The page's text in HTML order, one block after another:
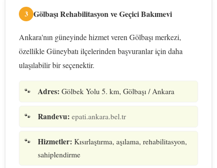
3 Gölbaşı Rehabilitasyon ve Geçici Bakımevi
Ankara'nın güneyinde hizmet veren Gölbaşı merkezi,
özellikle Güneybatı ilçelerinden başvuranlar için daha
ulaşılabilir bir seçenektir.
Adres: Gölbek Yolu 5. km, Gölbaşı / Ankara
Randevu: epati.ankara.bel.tr
Hizmetler: Kısırlaştırma, aşılama, rehabilitasyon,
sahiplendirme